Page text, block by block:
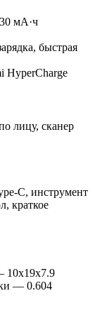
мА·ч
быстрая
HyperCharge
лицу, сканер
C, инструмент
краткое
10x19x7.9
— 0.604